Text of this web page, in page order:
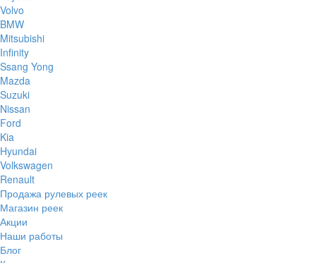
Volvo
BMW
Mitsubishi
Infinity
Ssang Yong
Mazda
Suzuki
Nissan
Ford
Kia
Hyundai
Volkswagen
Renault
Продажа рулевых реек
Магазин реек
Акции
Наши работы
Блог